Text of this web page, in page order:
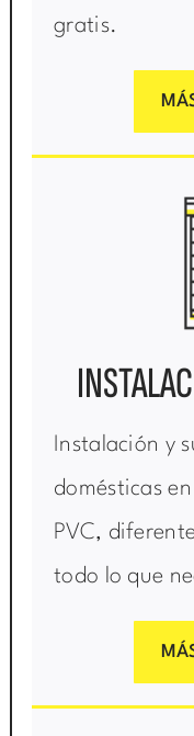
gratis.
Instalación y
domésticas
PVC,
todo lo que